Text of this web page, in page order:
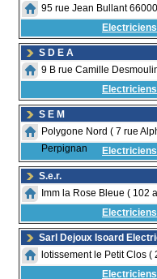
95 rue Jean Bullant
S D E A
9 B rue Camille
S E M
Polygone Nord ( 7 rue
Perpignan
S.e.r.
Imm la Rose Bleue ( 102
Sarl Dejoux Isoard
lotissement le Petit Clos (